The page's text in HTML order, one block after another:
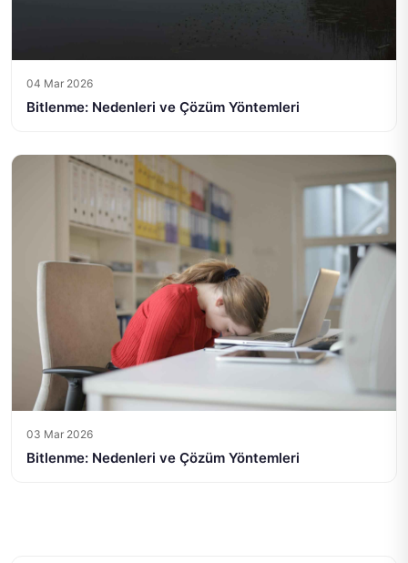
04 Mar 2026
Bitlenme: Nedenleri ve Çözüm Yöntemleri
03 Mar 2026
Bitlenme: Nedenleri ve Çözüm Yöntemleri